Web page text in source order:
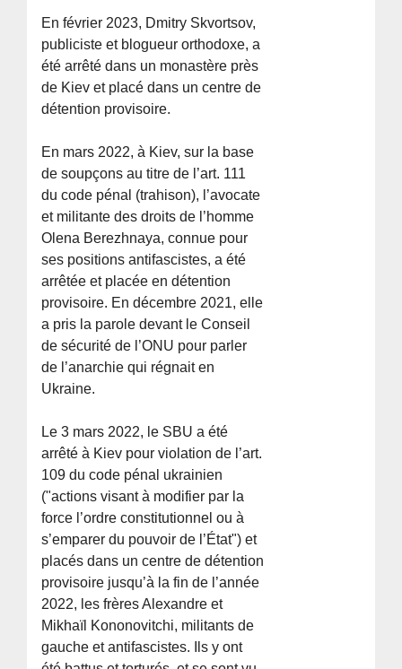
En février 2023, Dmitry Skvortsov,
publiciste et blogueur orthodoxe, a
été arrêté dans un monastère près
de Kiev et placé dans un centre de
détention provisoire.
En mars 2022, à Kiev, sur la base
de soupçons au titre de l’art. 111
du code pénal (trahison), l’avocate
et militante des droits de l’homme
Olena Berezhnaya, connue pour
ses positions antifascistes, a été
arrêtée et placée en détention
provisoire. En décembre 2021, elle
a pris la parole devant le Conseil
de sécurité de l’ONU pour parler
de l’anarchie qui régnait en
Ukraine.
Le 3 mars 2022, le SBU a été
arrêté à Kiev pour violation de l’art.
109 du code pénal ukrainien
("actions visant à modifier par la
force l’ordre constitutionnel ou à
s’emparer du pouvoir de l’État") et
placés dans un centre de détention
provisoire jusqu’à la fin de l’année
2022, les frères Alexandre et
Mikhaïl Kononovitchi, militants de
gauche et antifascistes. Ils y ont